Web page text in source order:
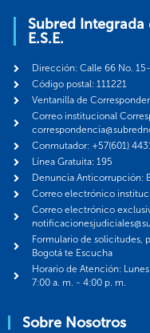
Subred Integrada
E.S.E.
Dirección: Calle 66 No.
Código postal: 111221
Ventanilla de
Correo institucional
Conmutador: +57(601)
Línea Gratuita: 195
Denuncia Anticorrupción:
Correo electrónico
Correo electrónico
Formulario de solicitudes,
Bogotá te Escucha
Horario de Atención:
7:00 a. m. - 4:00 p. m.
Sobre Nosotros